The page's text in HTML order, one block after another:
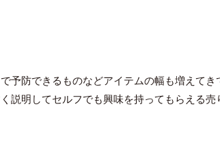
予防できるものなどアイテムの幅も増えてき
説明してセルフでも興味を持ってもらえる